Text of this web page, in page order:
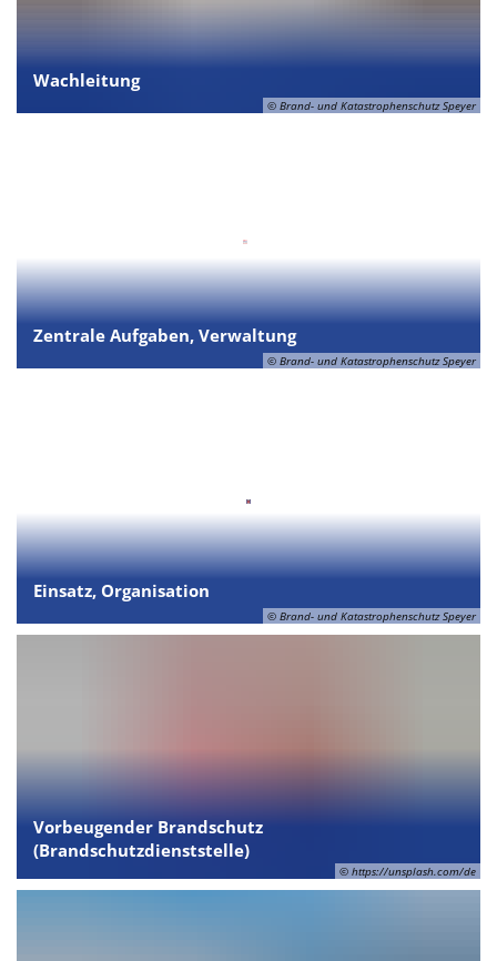
© Brand- und Katastrophenschutz Speyer
Wachleitung
© Brand- und Katastrophenschutz Speyer
Zentrale Aufgaben, Verwaltung
© Brand- und Katastrophenschutz Speyer
Einsatz, Organisation
© https://unsplash.com/de
Vorbeugender Brandschutz
(Brandschutzdienststelle)